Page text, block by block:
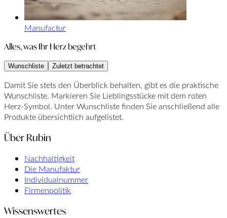
Manufactur
Alles, was Ihr Herz begehrt
Wunschliste Zuletzt betrachtet
Damit Sie stets den Überblick behalten, gibt es die praktische
Wunschliste. Markieren Sie Lieblingsstücke mit dem roten
Herz-Symbol. Unter Wunschliste finden Sie anschließend alle
Produkte übersichtlich aufgelistet.
Über Rubin
Nachhaltigkeit
Die Manufaktur
Individualnummer
Firmenpolitik
Wissenswertes